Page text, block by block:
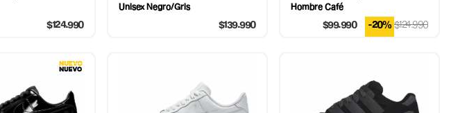
$124.990
Unisex Negro/Gris
$139.990
Hombre Café
$124.990
$99.990 -20%